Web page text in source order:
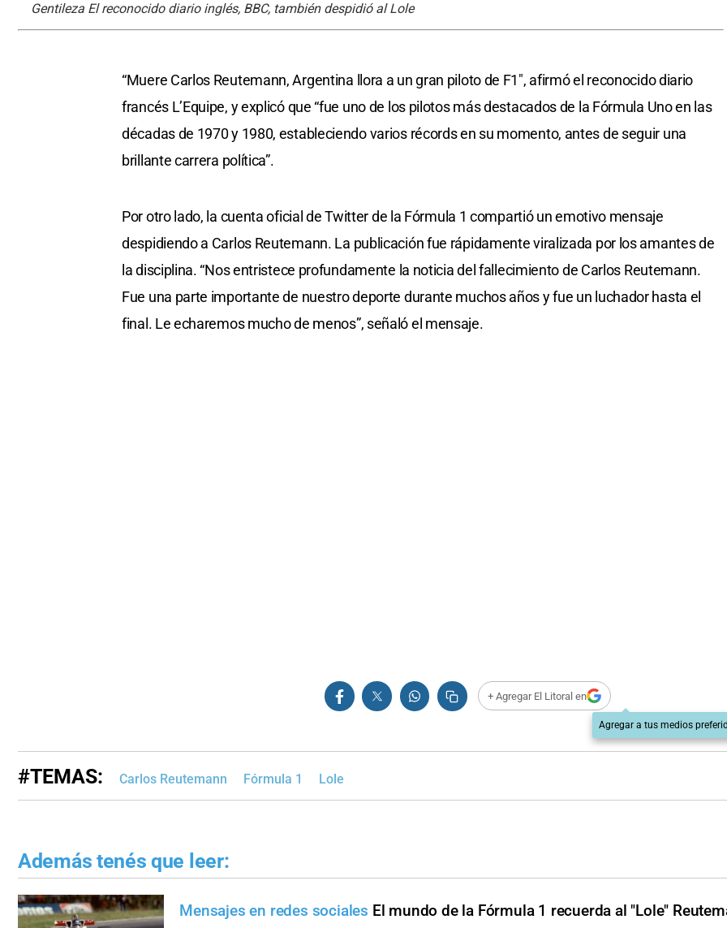
Gentileza El reconocido diario inglés, BBC, también despidió al Lole
“Muere Carlos Reutemann, Argentina llora a un gran piloto de F1″, afirmó el reconocido diario
francés L’Equipe, y explicó que “fue uno de los pilotos más destacados de la Fórmula Uno en las
décadas de 1970 y 1980, estableciendo varios récords en su momento, antes de seguir una
brillante carrera política”.
Por otro lado, la cuenta oficial de Twitter de la Fórmula 1 compartió un emotivo mensaje
despidiendo a Carlos Reutemann. La publicación fue rápidamente viralizada por los amantes de
la disciplina. “Nos entristece profundamente la noticia del fallecimiento de Carlos Reutemann.
Fue una parte importante de nuestro deporte durante muchos años y fue un luchador hasta el
final. Le echaremos mucho de menos”, señaló el mensaje.
+ Agregar El Litoral en
Agregar a tus medios
#TEMAS: Carlos Reutemann Fórmula 1 Lole
Además tenés que leer:
Mensajes en redes sociales El mundo de la Fórmula 1 recuerda al "Lole"